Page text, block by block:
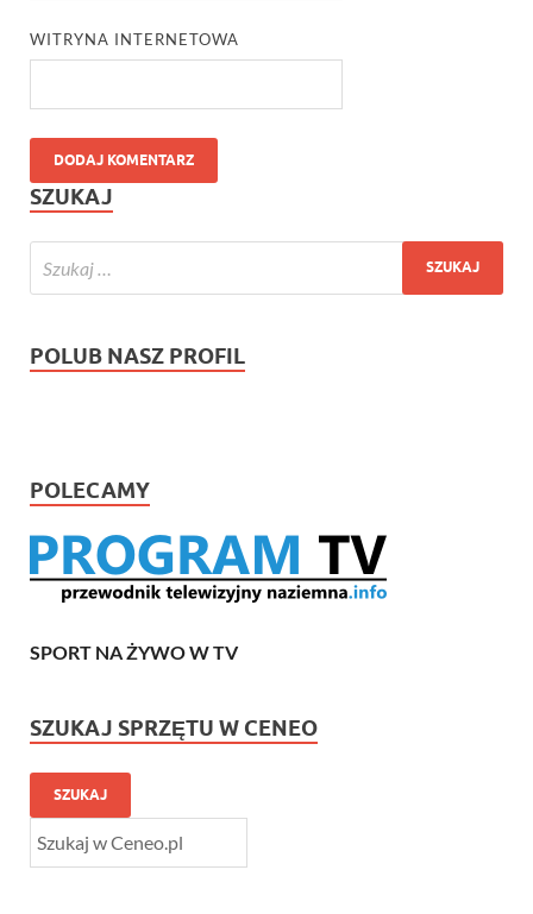
WITRYNA INTERNETOWA
SZUKAJ
POLUB NASZ PROFIL
POLECAMY
SPORT NA ŻYWO W TV
SZUKAJ SPRZĘTU W CENEO
SZUKAJ